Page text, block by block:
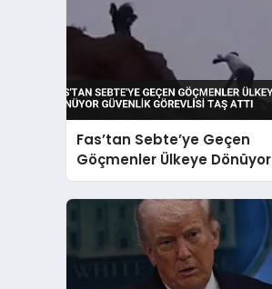
Fas’tan Sebte’ye Geçen
Göçmenler Ülkeye Dönüyor
Güvenlik Görevlisi Taş Attı